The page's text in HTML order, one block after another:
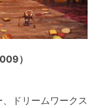
）
ドリームワークス